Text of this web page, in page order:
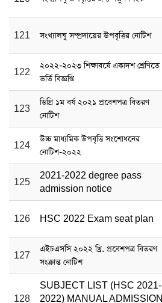
121 সংখ্যালঘু সম্প্রদায়ের উপবৃত্তির নোটিশ
122
২০২২-২০২৩ শিক্ষাবর্ষে একাদশ শ্রেণিতে
ভর্তি বিজ্ঞপ্তি
123
ডিগ্রি ১ম বর্ষ ২০২১ প্রবেশপত্র বিতরণ
নোটিশ
124
উচ্চ মাধ্যমিক উপবৃত্তি সংশোধনের
নোটিশ-২০২২
125
2021-2022 degree pass
admission notice
126 HSC 2022 Exam seat plan
127
এইচএসসি ২০২২ খ্রি. প্রবেশপত্র বিতরণ
সংক্রান্ত নোটিশ
128
SUBJECT LIST (HSC 2021-
2022) MANUAL ADMISSION